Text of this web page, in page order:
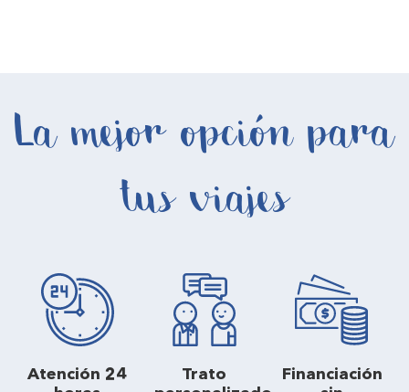
La mejor opción para
tus viajes
Atención 24
Trato
Financiación